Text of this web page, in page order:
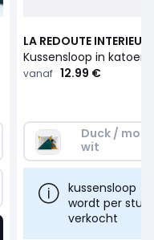
LA REDOUTE
Kussensloop in katoen,
vanaf 12.99 €
Duck /
wit
kussensloop
wordt per stuk
verkocht